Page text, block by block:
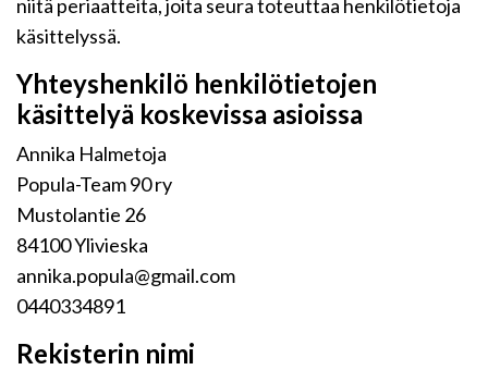
niitä periaatteita, joita seura toteuttaa henkilötietoja
käsittelyssä.
Yhteyshenkilö henkilötietojen
käsittelyä koskevissa asioissa
Annika Halmetoja
Popula-Team 90 ry
Mustolantie 26
84100 Ylivieska
annika.popula@gmail.com
0440334891
Rekisterin nimi